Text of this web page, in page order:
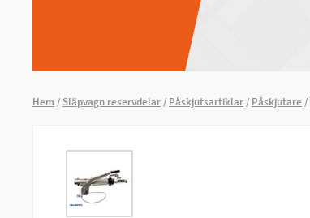
Hem Släpvagn reservdelar Påskjutsartiklar Påskjutare